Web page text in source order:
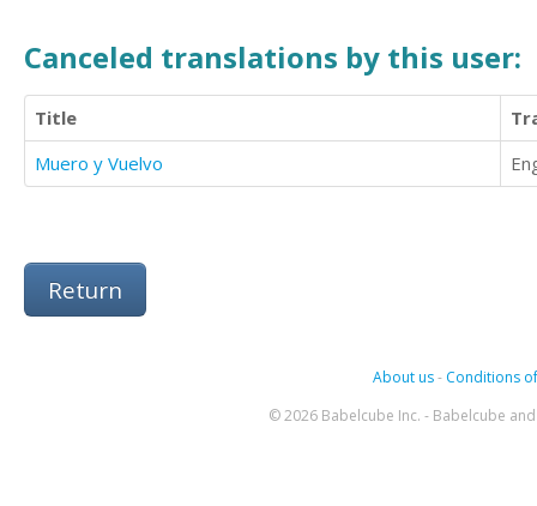
Canceled translations by this user:
Title
Muero y Vuelvo
Return
About us- Conditions
© 2026 Babelcube Inc. - Babelcube